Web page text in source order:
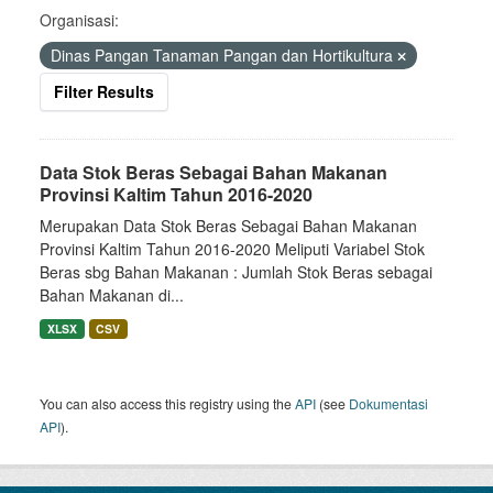
Organisasi:
Dinas Pangan Tanaman Pangan dan Hortikultura
Filter Results
Data Stok Beras Sebagai Bahan Makanan
Provinsi Kaltim Tahun 2016-2020
Merupakan Data Stok Beras Sebagai Bahan Makanan
Provinsi Kaltim Tahun 2016-2020 Meliputi Variabel Stok
Beras sbg Bahan Makanan : Jumlah Stok Beras sebagai
Bahan Makanan di...
XLSX CSV
You can also access this registry using theAPI (see Dokumentasi
API).